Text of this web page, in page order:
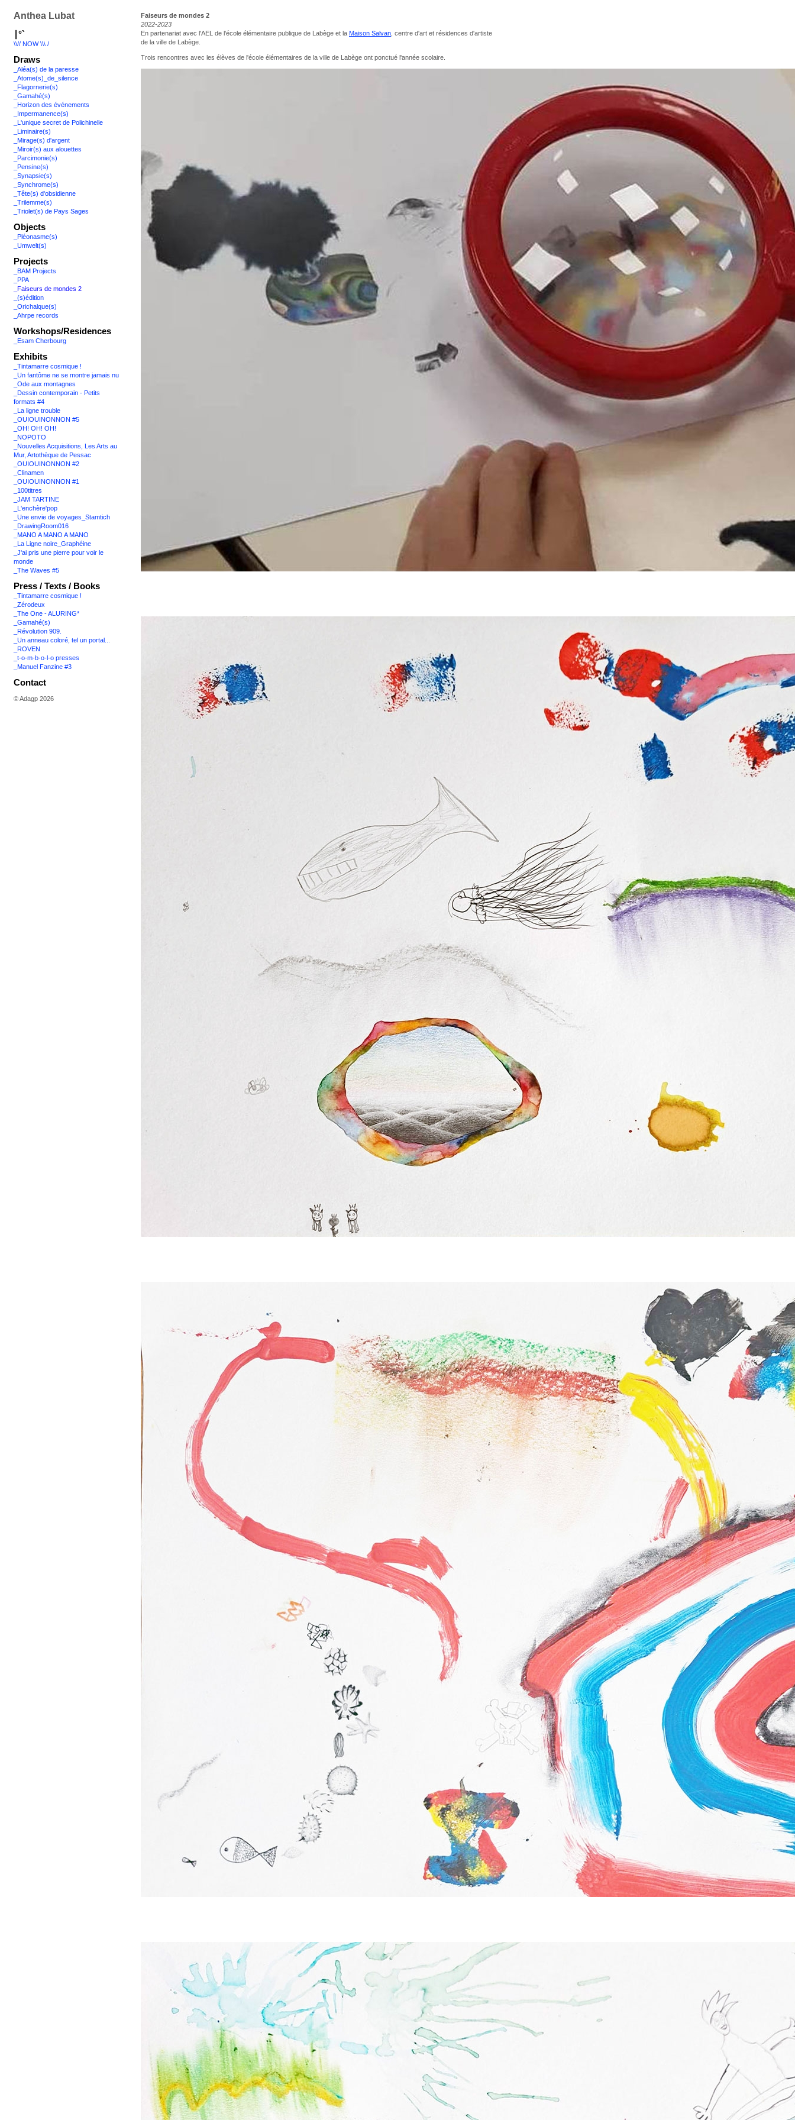
Anthea Lubat
∣°`
\\// NOW \\\ /
Draws
_Aléa(s) de la paresse
_Atome(s)_de_silence
_Flagornerie(s)
_Gamahé(s)
_Horizon des événements
_Impermanence(s)
_L'unique secret de Polichinelle
_Liminaire(s)
_Mirage(s) d'argent
_Miroir(s) aux alouettes
_Parcimonie(s)
_Pensine(s)
_Synapsie(s)
_Synchrome(s)
_Tête(s) d'obsidienne
_Trilemme(s)
_Triolet(s) de Pays Sages
Objects
_Pléonasme(s)
_Umwelt(s)
Projects
_BAM Projects
_PPA
_Faiseurs de mondes 2
_(s)édition
_Orichalque(s)
_Ahrpe records
Workshops/Residences
_Esam Cherbourg
Exhibits
_Tintamarre cosmique !
_Un fantôme ne se montre jamais nu
_Ode aux montagnes
_Dessin contemporain - Petits
formats #4
_La ligne trouble
_OUIOUINONNON #5
_OH! OH! OH!
_NOPOTO
_Nouvelles Acquisitions, Les Arts au
Mur, Artothèque de Pessac
_OUIOUINONNON #2
_Clinamen
_OUIOUINONNON #1
_100titres
_JAM TARTINE
_L'enchère'pop
_Une envie de voyages_Stamtich
_DrawingRoom016
_MANO A MANO A MANO
_La Ligne noire_Graphéine
_J'ai pris une pierre pour voir le
monde
_The Waves #5
Press / Texts / Books
_Tintamarre cosmique !
_Zérodeux
_The One - ALURING*
_Gamahé(s)
_Révolution 909.
_Un anneau coloré, tel un portal...
_ROVEN
_t-o-m-b-o-l-o presses
_Manuel Fanzine #3
Contact
© Adagp 2026
Faiseurs de mondes 2
2022-2023
En partenariat avec l'AEL de l'école élémentaire publique de Labège et la Maison Salvan , centre d'art et résidences d'artiste
de la ville de Labège.
Trois rencontres avec les élèves de l'école élémentaires de la ville de Labège ont ponctué l'année scolaire.